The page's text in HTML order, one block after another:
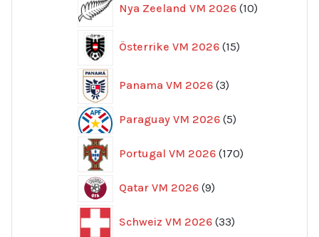
Nya Zeeland VM 2026 10
produkter
Österrike VM 2026 15
produkter
Panama VM 2026 3
produkter
Paraguay VM 2026 55
Portugal VM 2026 170
produkter
Qatar VM 2026 99
Schweiz VM 2026 33
produkter